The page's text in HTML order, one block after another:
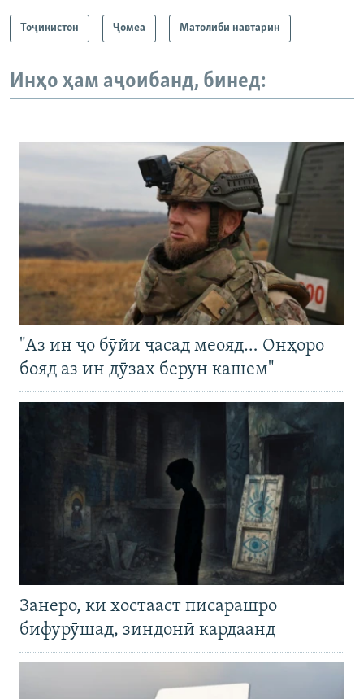
Тоҷикистон Ҷомeа Матолиби навтарин
Инҳо ҳам аҷоибанд, бинед:
"Аз ин ҷо бӯйи ҷасад меояд… Онҳоро
бояд аз ин дӯзах берун кашем"
Занеро, ки хостааст писарашро
бифурӯшад, зиндонӣ кардаанд